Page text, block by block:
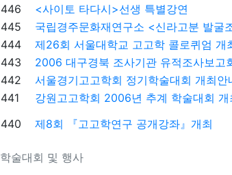
학술대회 및 행사
446
<사이토 타다시>선생 특별강연
445
국립경주문화재연구소 <신라고분 발굴
444
제26회 서울대학교 고고학 콜로퀴엄 개
443
2006 대구경북 조사기관 유적조사보고
442
서울경기고고학회 정기학술대회 개최안
441
강원고고학회 2006년 추계 학술대회 개
440
제8회 『고고학연구 공개강좌』개최